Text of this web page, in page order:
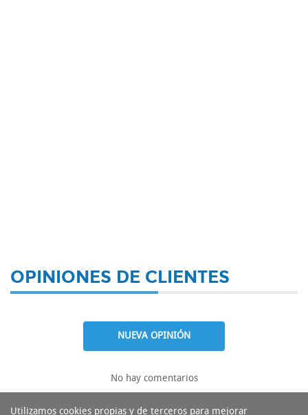
OPINIONES DE CLIENTES
NUEVA OPINIÓN
No hay comentarios
Utilizamos cookies propias y de terceros para mejorar